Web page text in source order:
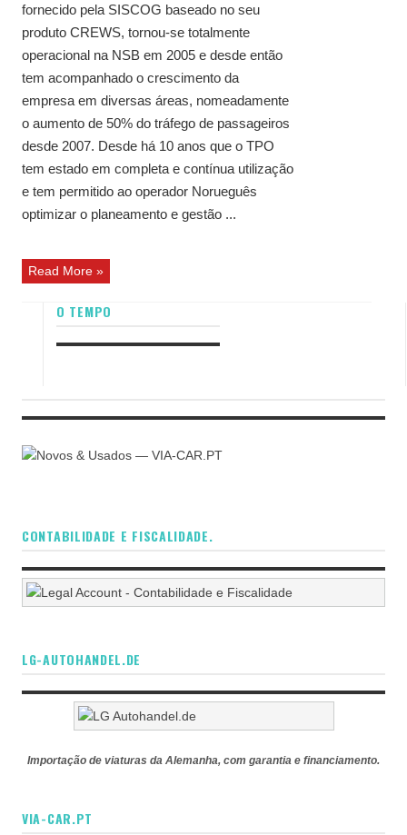
fornecido pela SISCOG baseado no seu
produto CREWS, tornou-se totalmente
operacional na NSB em 2005 e desde então
tem acompanhado o crescimento da
empresa em diversas áreas, nomeadamente
o aumento de 50% do tráfego de passageiros
desde 2007. Desde há 10 anos que o TPO
tem estado em completa e contínua utilização
e tem permitido ao operador Norueguês
optimizar o planeamento e gestão ...
Read More »
O TEMPO
CONTABILIDADE E FISCALIDADE.
LG-AUTOHANDEL.DE
Importação de viaturas da Alemanha, com garantia e financiamento.
VIA-CAR.PT